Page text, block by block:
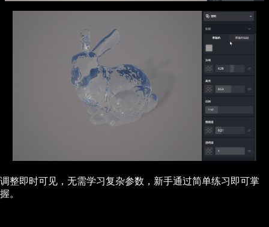
调整即时可见，无需学习复杂参数，新手通过简单练习即可掌
握。